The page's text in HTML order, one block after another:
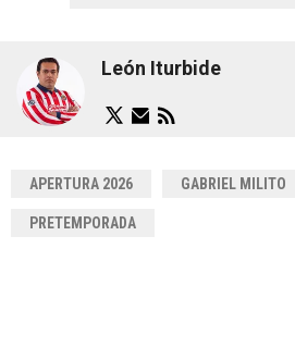
León Iturbide
APERTURA 2026 GABRIEL MILITO
PRETEMPORADA